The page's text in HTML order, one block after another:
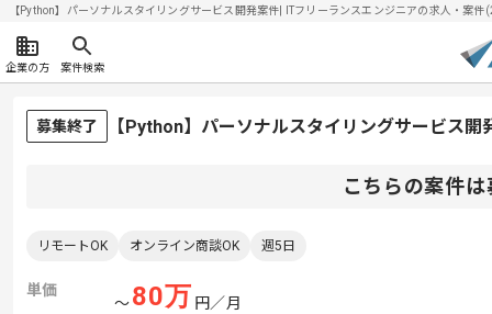
【Python】パーソナルスタイリングサービス開発案件| ITフリーランスエンジニアの求人・案
企業の方 案件検索
募集終了 【Python】パーソナルスタイリングサービス
こちらの案件
リモートOK オンライン商談OK 週5日
単価
〜80万 円／月